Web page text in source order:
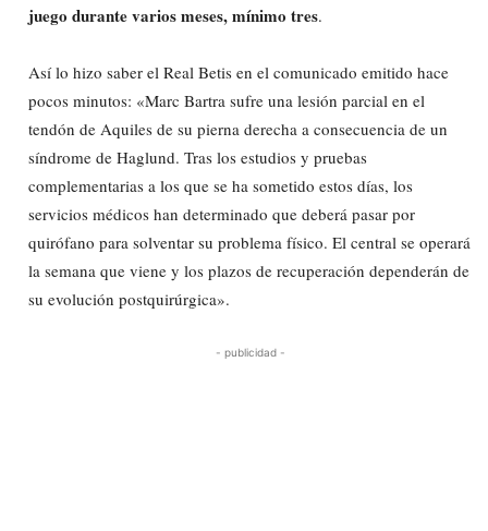
juego durante varios meses, mínimo tres.
Así lo hizo saber el Real Betis en el comunicado emitido hace
pocos minutos: «Marc Bartra sufre una lesión parcial en el
tendón de Aquiles de su pierna derecha a consecuencia de un
síndrome de Haglund. Tras los estudios y pruebas
complementarias a los que se ha sometido estos días, los
servicios médicos han determinado que deberá pasar por
quirófano para solventar su problema físico. El central se operará
la semana que viene y los plazos de recuperación dependerán de
su evolución postquirúrgica».
- publicidad -